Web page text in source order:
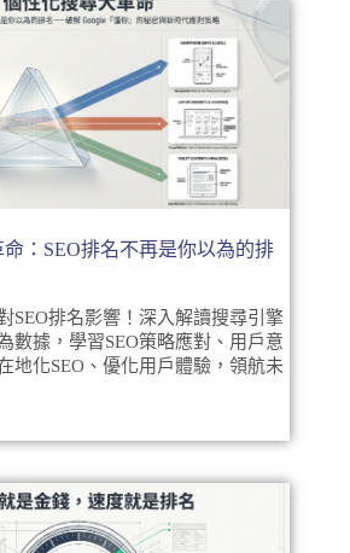
：SEO排名不再是你以為的排
SEO排名影響！深入解讀搜尋引擎
數據，學習SEO策略應對、用戶意
地化SEO、優化用戶體驗，領航未